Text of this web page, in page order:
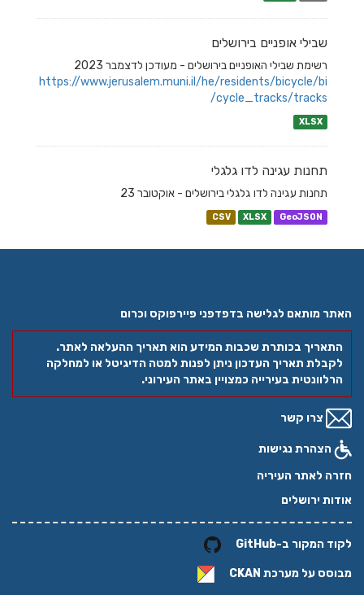
שבילי אופניים בירושלים
רשימת שבילי האופניים בירושלים - מעודכן לדצמבר 2023
https://www.jerusalem.muni.il/he/residents/bicycle/bi
cycle_tracks/tracks/
XLSX
תחנות עגינה לדו גלגלי
תחנות עגינה לדו גלגלי בירושלים - אוקטובר 23
CSV XLSX GeoJSON
האתר מותאם לגלישה בדפדפני פיירפוקס וכרום
התאריך בכותרת שכבות המידע הוא תאריך ההעלאה לאתר.
לקבלת תאריך העדכון ניתן לפנות למטה הדיגיטל או למחלקה
הרלוונטית בעירייה כמצויין באתר העירוני.
צרו קשר
הצהרת נגישות
חזרה לאתר העיריה
אודות ירושלים
לקוד המקור ב-GitHub
מבוסס על מערכת CKAN